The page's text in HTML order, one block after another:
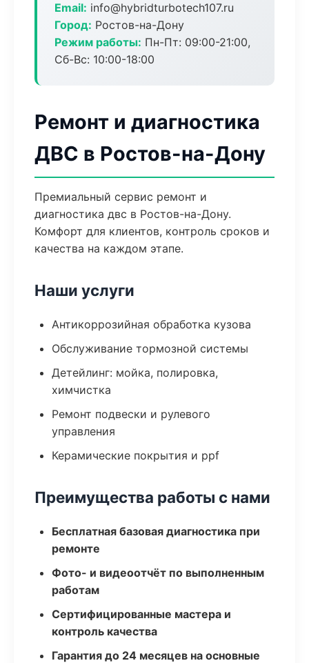
Email: info@hybridturbotech107.ru
Город: Ростов-на-Дону
Режим работы: Пн-Пт: 09:00-21:00,
Сб-Вс: 10:00-18:00
Ремонт и диагностика
ДВС в Ростов-на-Дону
Премиальный сервис ремонт и
диагностика двс в Ростов-на-Дону.
Комфорт для клиентов, контроль сроков и
качества на каждом этапе.
Наши услуги
Антикоррозийная обработка кузова
Обслуживание тормозной системы
Детейлинг: мойка, полировка,
химчистка
Ремонт подвески и рулевого
управления
Керамические покрытия и ppf
Преимущества работы с нами
Бесплатная базовая диагностика при
ремонте
Фото- и видеоотчёт по выполненным
работам
Сертифицированные мастера и
контроль качества
Гарантия до 24 месяцев на основные